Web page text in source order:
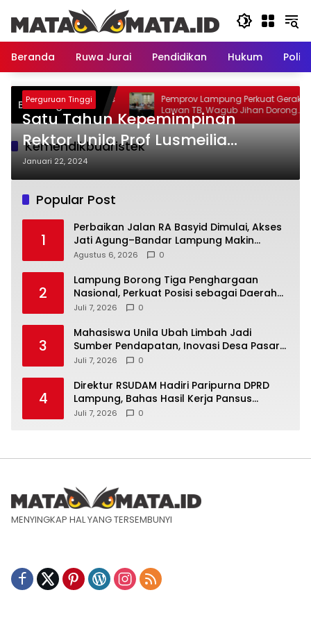
konten
Beranda
Ruwa Jurai Pendidikan Hukum
Breaking News
Basyid Dimulai, Akses
Lampung Makin
Pemprov Lampung Perkuat Gerakan
Lawan TB, Wagub Jihan Dorong
Penemuan Kasus Lebih Cepat dan
Tuntas
Kemendikbudristek
Perguruan Tinggi
Satu Tahun Kepemimpinan
Rektor Unila Prof Lusmeilia
Diapresiasi Direktur Sumber Daya
Ditjen Diktiristek
Januari 22, 2024
Popular Post
1
Perbaikan Jalan RA Basyid Dimulai, Akses
Jati Agung–Bandar Lampung Makin
Lancar
Agustus 6, 2026 0
2
Lampung Borong Tiga Penghargaan
Nasional, Perkuat Posisi sebagai Daerah
Penggerak Ekonomi Syariah
Juli 7, 2026 0
3
Mahasiswa Unila Ubah Limbah Jadi
Sumber Pendapatan, Inovasi Desa Pasar
Krui Raih Pengakuan Nasional
Juli 7, 2026 0
4
Direktur RSUDAM Hadiri Paripurna DPRD
Lampung, Bahas Hasil Kerja Pansus
Laporan Keuangan 2025
Juli 7, 2026 0
MENYINGKAP HAL YANG TERSEMBUNYI